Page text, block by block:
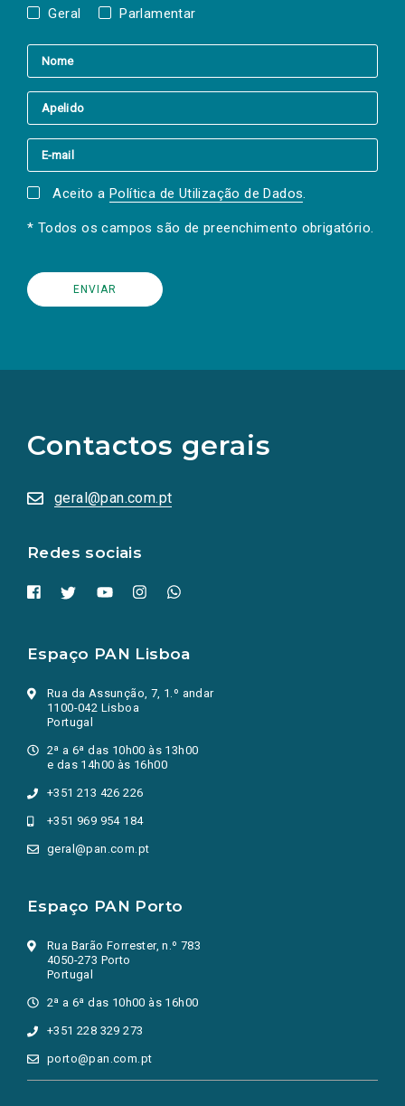
Geral Parlamentar
Aceito a Política de Utilização de Dados.
* Todos os campos são de preenchimento obrigatório.
Contactos gerais
geral@pan.com.pt
Redes sociais
redes
sociais
numa
nova
Espaço PAN Lisboa
Rua da Assunção, 7, 1.º andar
1100-042 Lisboa
Portugal
2ª a 6ª das 10h00 às 13h00
e das 14h00 às 16h00
+351 213 426 226
+351 969 954 184
geral@pan.com.pt
Espaço PAN Porto
Rua Barão Forrester, n.º 783
4050-273 Porto
Portugal
2ª a 6ª das 10h00 às 16h00
+351 228 329 273
porto@pan.com.pt